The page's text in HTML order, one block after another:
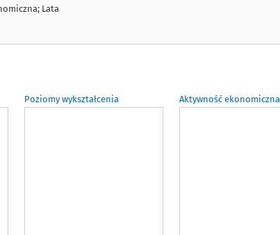
Lata
Poziomy wykształcenia Aktywność ekonomiczna